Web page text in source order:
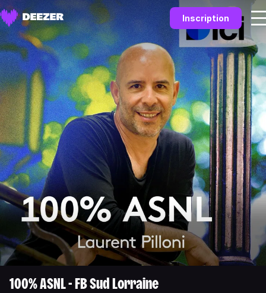
Inscription
100% ASNL - FB Sud Lorraine